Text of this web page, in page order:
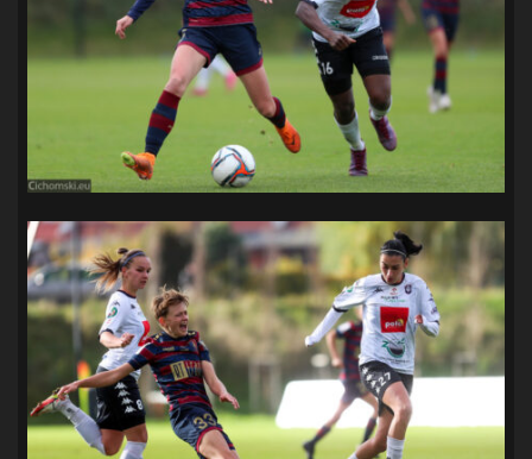
SANDRA SPA POGOŃ SZCZECIN(100) SIEDLECKA(63)
SPARING(110) SPR POGOŃ SZCZECIN(72)
SPÓJNIA STARGARD(35) STOCZNIA SZCZECIN (40)
SUPERLIGA KOBIET (58) SUPERLIGA MĘŻCZYZN (92)
TAURON LIGA KOBIET TENIS TREFL SOPOT
WYGRANA(43) ZAGŁĘBIE LUBIN(36) ŚLĄSK WROCŁAW(29)
ŚWIT SKOLWIN(111)
STAT4U